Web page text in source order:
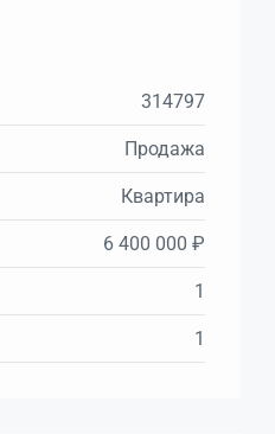
314797
Продажа
Квартира
6 400 000 ₽
1
1